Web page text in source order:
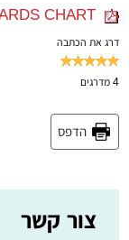
צור קשר
CHILD SUPPORT STANDARDS CHART
דרג את הכתבה
4 מדרגים
הדפס